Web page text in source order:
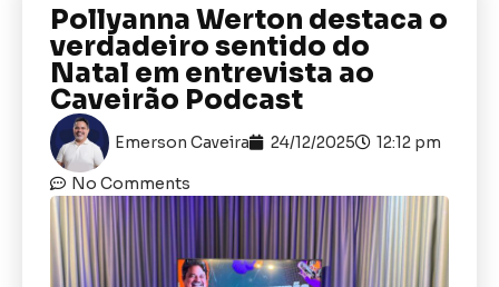
Pollyanna Werton destaca o
verdadeiro sentido do
Natal em entrevista ao
Caveirão Podcast
Emerson Caveira 24/12/2025 12:12 pm
No Comments